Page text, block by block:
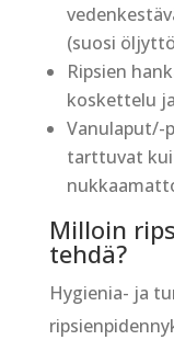
(suosi
Ripsien
koskettelu
Vanulaput/-
tarttuvat
Milloin
tehdä?
Hygienia- ja